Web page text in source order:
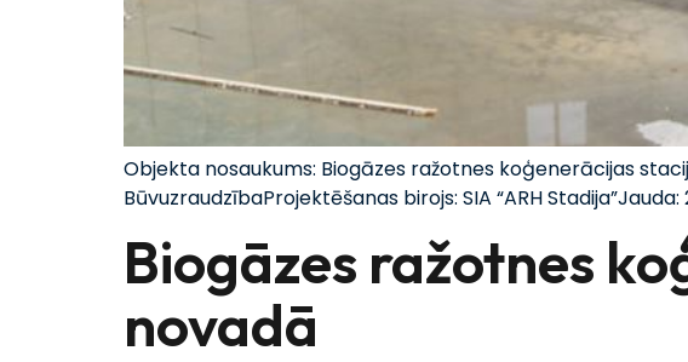
Objekta nosaukums: Biogāzes ražotnes koģenerācijas
BūvuzraudzībaProjektēšanas birojs: SIA “ARH Stadija”Jauda:
Biogāzes ražotnes
novadā